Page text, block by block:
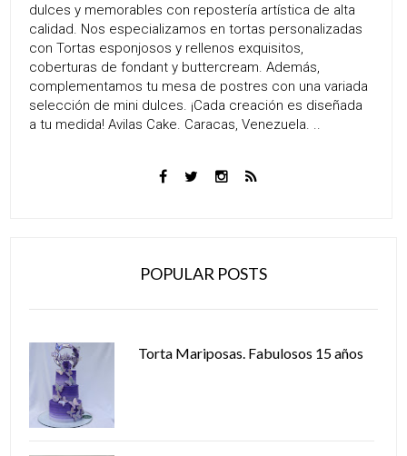
dulces y memorables con repostería artística de alta
calidad. Nos especializamos en tortas personalizadas
con Tortas esponjosos y rellenos exquisitos,
coberturas de fondant y buttercream. Además,
complementamos tu mesa de postres con una variada
selección de mini dulces. ¡Cada creación es diseñada
a tu medida! Avilas Cake. Caracas, Venezuela. ..
POPULAR POSTS
Torta Mariposas. Fabulosos 15 años